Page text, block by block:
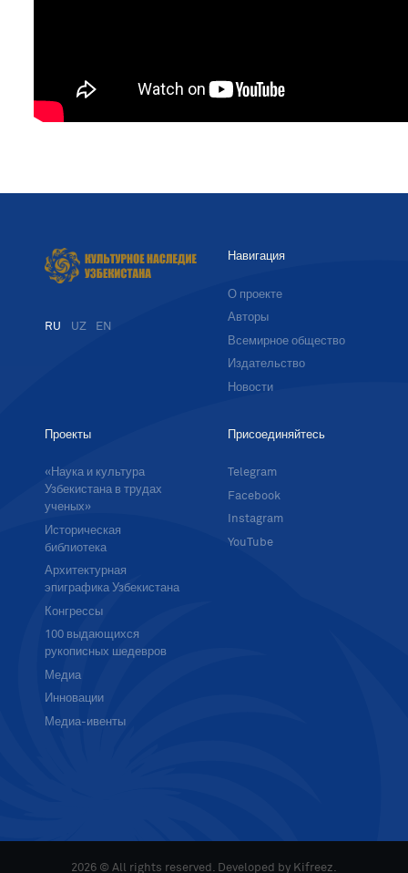
RU UZ EN
Навигация
О проекте
Авторы
Всемирное общество
Издательство
Новости
Проекты
«Наука и культура
Узбекистана в трудах
ученых»
Историческая
библиотека
Архитектурная
эпиграфика Узбекистана
Конгрессы
100 выдающихся
рукописных шедевров
Медиа
Инновации
Медиа-ивенты
Присоединяйтесь
Telegram
Facebook
Instagram
YouTube
2026 © All rights reserved. Developed by Kifreez